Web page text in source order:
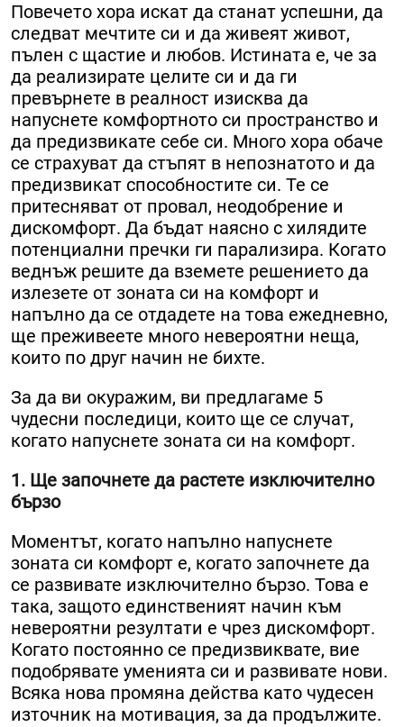
Повечето хора искат да станат успешни, да
следват мечтите си и да живеят живот,
пълен с щастие и любов. Истината е, че за
да реализирате целите си и да ги
превърнете в реалност изисква да
напуснете комфортното си пространство и
да предизвикате себе си. Много хора обаче
се страхуват да стъпят в непознатото и да
предизвикат способностите си. Те се
притесняват от провал, неодобрение и
дискомфорт. Да бъдат наясно с хилядите
потенциални пречки ги парализира. Когато
веднъж решите да вземете решението да
излезете от зоната си на комфорт и
напълно да се отдадете на това ежедневно,
ще преживеете много невероятни неща,
които по друг начин не бихте.
За да ви окуражим, ви предлагаме 5
чудесни последици, които ще се случат,
когато напуснете зоната си на комфорт.
1. Ще започнете да растете изключително
бързо
Моментът, когато напълно напуснете
зоната си комфорт е, когато започнете да
се развивате изключително бързо. Това е
така, защото единственият начин към
невероятни резултати е чрез дискомфорт.
Когато постоянно се предизвиквате, вие
подобрявате уменията си и развивате нови.
Всяка нова промяна действа като чудесен
източник на мотивация, за да продължите.